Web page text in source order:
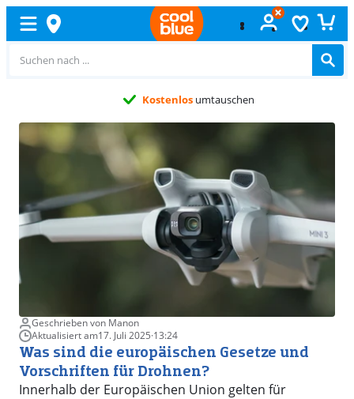
Kostenlosumtauschen
Geschrieben von Manon
Aktualisiert am17. Juli 2025·13:24
Was sind die europäischen Gesetze und
Vorschriften für Drohnen?
Innerhalb der Europäischen Union gelten für